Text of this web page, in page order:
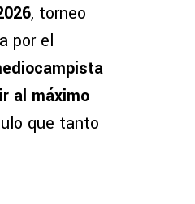
, torneo
por el
al máximo
que tanto